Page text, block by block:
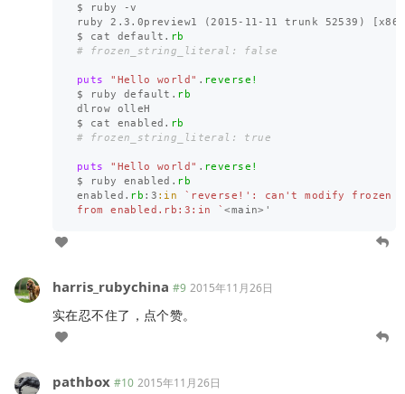
$ ruby -v
ruby
2.3 . 0preview1 (2015 - 11 - 11 trunk 52539 ) [
$
cat default . rb
# frozen_string_literal: false
puts "Hello world" . reverse!
$
ruby default . rb
dlrow
olleH
$
cat enabled . rb
# frozen_string_literal: true
puts "Hello world" . reverse!
$
ruby enabled . rb
enabled . rb : 3 :in
`reverse!': can't modify frozen
from enabled.rb:3:in `<main> '
harris_rubychina #9 2015年11月26日
实在忍不住了，点个赞。
pathbox #10 2015年11月26日